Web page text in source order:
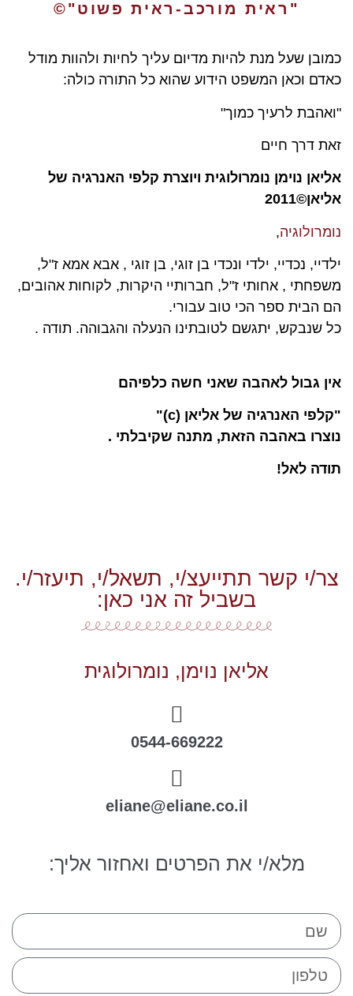
"ראית מורכב-ראית פשוט"©
כמובן שעל מנת להיות מדיום עליך לחיות ולהוות מודל
כאדם וכאן המשפט הידוע שהוא כל התורה כולה:
"ואהבת לרעיך כמוך"
זאת דרך חיים
אליאן נוימן נומרולוגית ויוצרת קלפי האנרגיה של
אליאן©2011
נומרולוגיה,
ילדיי, נכדיי, ילדי ונכדי בן זוגי, בן זוגי , אבא אמא ז"ל,
משפחתי , אחותי ז"ל, חברותיי היקרות, לקוחות אהובים,
הם הבית ספר הכי טוב עבורי.
כל שנבקש, יתגשם לטובתינו הנעלה והגבוהה. תודה .
אין גבול לאהבה שאני חשה כלפיהם
"קלפי האנרגיה של אליאן (c)"
נוצרו באהבה הזאת, מתנה שקיבלתי .
תודה לאל!
צר/י קשר תתייעצ/י, תשאל/י, תיעזר/י.
בשביל זה אני כאן:
אליאן נוימן, נומרולוגית
0544-669222
eliane@eliane.co.il
מלא/י את הפרטים ואחזור אליך: